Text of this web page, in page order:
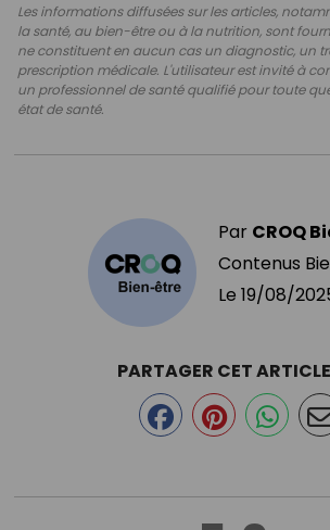
Les informations diffusées sur les articles,
la santé, au bien-être ou à la nutrition, sont
ne constituent en aucun cas un diagnostic, un
prescription médicale. L'utilisateur est invité à
un professionnel de santé qualifié pour toute
état de santé.
Par CROQ
Contenus
Le 19/08/
PARTAGER CET